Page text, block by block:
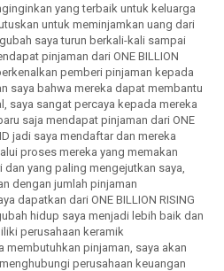
yang terbaik untuk keluarga
untuk meminjamkan uang dari
saya turun berkali-kali sampai
pinjaman dari ONE BILLION
pemberi pinjaman kepada
saya bahwa mereka dapat membantu
saya sangat percaya kepada mereka
saja mendapat pinjaman dari ONE
jadi saya mendaftar dan mereka
proses mereka yang memakan
dan yang paling mengejutkan saya,
dengan jumlah pinjaman
dapatkan dari ONE BILLION RISING
hidup saya menjadi lebih baik dan
perusahaan keramik
membutuhkan pinjaman, saya akan
perusahaan keuangan